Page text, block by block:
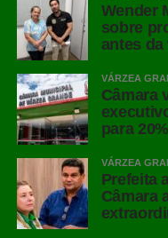
Wender
sobre
antes da
VÁRZEA
Câmara
para
VÁRZEA
Prefeita
Câmara